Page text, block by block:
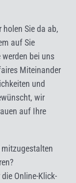
holen Sie da ab,
auf Sie
bei uns
Miteinander
und
wir
auf Ihre
Online-Klick-